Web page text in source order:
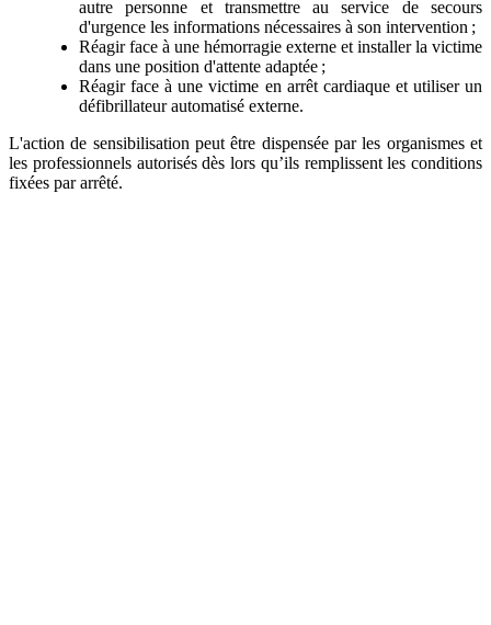
autre personne et transmettre au service de secours
d'urgence les informations nécessaires à son intervention ;
Réagir face à une hémorragie externe et installer la victime
dans une position d'attente adaptée ;
Réagir face à une victime en arrêt cardiaque et utiliser un
défibrillateur automatisé externe.
L'action de sensibilisation peut être dispensée par les organismes et
les professionnels autorisés dès lors qu’ils remplissent les conditions
fixées par arrêté.